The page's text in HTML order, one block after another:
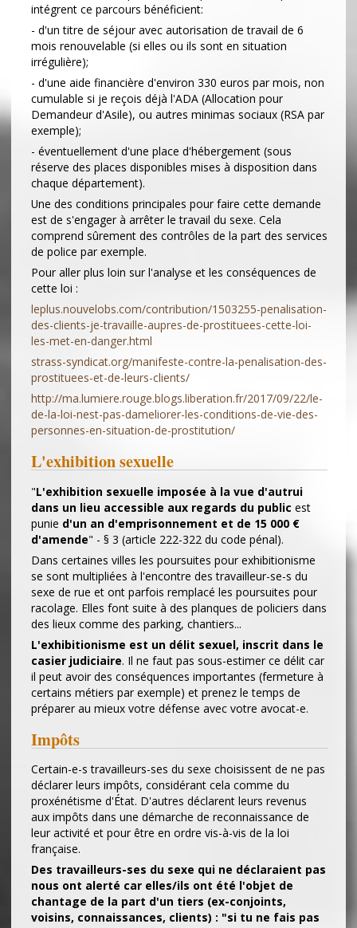
intégrent ce parcours bénéficient:
- d'un titre de séjour avec autorisation de travail de 6
mois renouvelable (si elles ou ils sont en situation
irrégulière);
- d'une aide financière d'environ 330 euros par mois, non
cumulable si je reçois déjà l'ADA (Allocation pour
Demandeur d'Asile), ou autres minimas sociaux (RSA par
exemple);
- éventuellement d'une place d'hébergement (sous
réserve des places disponibles mises à disposition dans
chaque département).
Une des conditions principales pour faire cette demande
est de s'engager à arrêter le travail du sexe. Cela
comprend sûrement des contrôles de la part des services
de police par exemple.
Pour aller plus loin sur l'analyse et les conséquences de
cette loi :
leplus.nouvelobs.com/contribution/1503255-penalisation-
des-clients-je-travaille-aupres-de-prostituees-cette-loi-
les-met-en-danger.html
strass-syndicat.org/manifeste-contre-la-penalisation-des-
prostituees-et-de-leurs-clients/
http://ma.lumiere.rouge.blogs.liberation.fr/2017/09/22/le-
de-la-loi-nest-pas-dameliorer-les-conditions-de-vie-des-
personnes-en-situation-de-prostitution/
L'exhibition sexuelle
"L'exhibition sexuelle imposée à la vue d'autrui
dans un lieu accessible aux regards du public est
punie d'un an d'emprisonnement et de 15 000 €
d'amende" - § 3 (article 222-322 du code pénal).
Dans certaines villes les poursuites pour exhibitionisme
se sont multipliées à l'encontre des travailleur-se-s du
sexe de rue et ont parfois remplacé les poursuites pour
racolage. Elles font suite à des planques de policiers dans
des lieux comme des parking, chantiers...
L'exhibitionisme est un délit sexuel, inscrit dans le
casier judiciaire. Il ne faut pas sous-estimer ce délit car
il peut avoir des conséquences importantes (fermeture à
certains métiers par exemple) et prenez le temps de
préparer au mieux votre défense avec votre avocat-e.
Impôts
Certain-e-s travailleurs-ses du sexe choisissent de ne pas
déclarer leurs impôts, considérant cela comme du
proxénétisme d'État. D'autres déclarent leurs revenus
aux impôts dans une démarche de reconnaissance de
leur activité et pour être en ordre vis-à-vis de la loi
française.
Des travailleurs-ses du sexe qui ne déclaraient pas
nous ont alerté car elles/ils ont été l'objet de
chantage de la part d'un tiers (ex-conjoints,
voisins, connaissances, clients) : "si tu ne fais pas